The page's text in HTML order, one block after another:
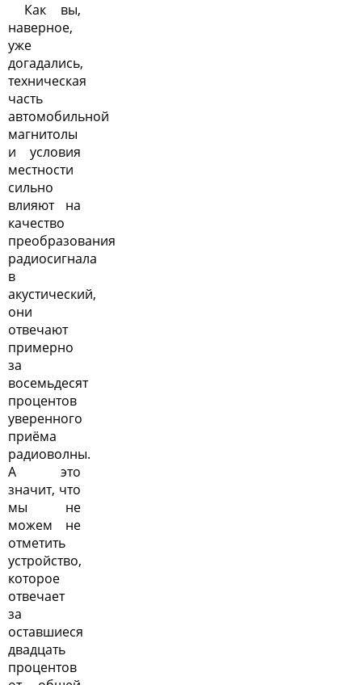
Как вы,
наверное,
уже
догадались,
техническая
часть
автомобильной
магнитолы
и условия
местности
сильно
влияют на
качество
преобразования
радиосигнала
в
акустический,
они
отвечают
примерно
за
восемьдесят
процентов
уверенного
приёма
радиоволны.
А это
значит, что
мы не
можем не
отметить
устройство,
которое
отвечает
за
оставшиеся
двадцать
процентов